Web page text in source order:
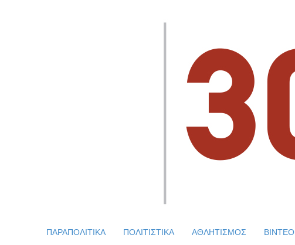
ΠΑΡΑΠΟΛΙΤΙΚΑ ΠΟΛΙΤΙΣΤΙΚΑ ΑΘΛΗΤΙΣΜΟΣ ΒΙΝΤΕΟ